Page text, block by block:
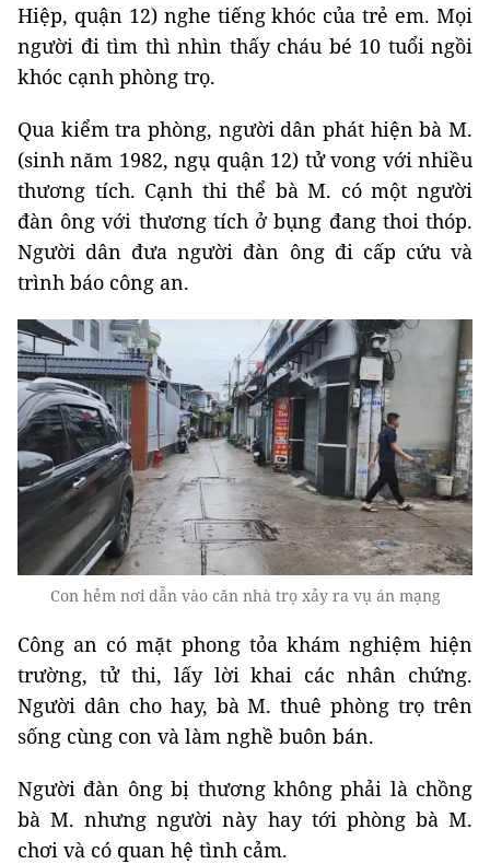
Hiệp, quận 12) nghe tiếng khóc của trẻ em. Mọi
người đi tìm thì nhìn thấy cháu bé 10 tuổi ngồi
khóc cạnh phòng trọ.
Qua kiểm tra phòng, người dân phát hiện bà M.
(sinh năm 1982, ngụ quận 12) tử vong với nhiều
thương tích. Cạnh thi thể bà M. có một người
đàn ông với thương tích ở bụng đang thoi thóp.
Người dân đưa người đàn ông đi cấp cứu và
trình báo công an.
Con hẻm nơi dẫn vào căn nhà trọ xảy ra vụ án mạng
Công an có mặt phong tỏa khám nghiệm hiện
trường, tử thi, lấy lời khai các nhân chứng.
Người dân cho hay, bà M. thuê phòng trọ trên
sống cùng con và làm nghề buôn bán.
Người đàn ông bị thương không phải là chồng
bà M. nhưng người này hay tới phòng bà M.
chơi và có quan hệ tình cảm.